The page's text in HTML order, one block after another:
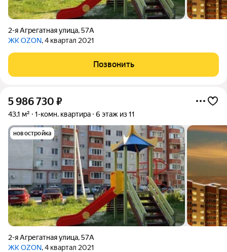
2-я Агрегатная улица,57А
ЖК OZON, 4 квартал 2021
Позвонить
5 986 730 ₽
43,1 м² 1-комн. квартира 6 этаж из 11
новостройка
2-я Агрегатная улица,57А
ЖК OZON, 4 квартал 2021